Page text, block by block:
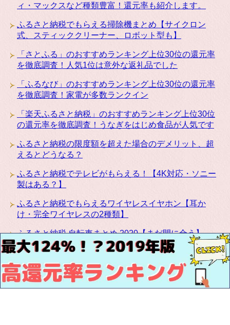
ィ・マックスなど種類豊富！還元率も紹介します。
ふるさと納税でもらえる掃除機まとめ【サイクロン
式、スティッククリーナー、ロボット型も】
「さとふる」のおすすめランキング上位30位の還元率
を徹底調査！人気1位は意外な返礼品でした
「ふるなび」のおすすめランキング上位30位の還元率
を徹底調査！家電が多数ランクイン
「楽天ふるさと納税」のおすすめランキング上位30位
の還元率を徹底調査！うなぎをはじめ食品が人気です
ふるさと納税の限度額を超えた場合のデメリット、超
えるとどうなる？
ふるさと納税でテレビがもらえる！【4K対応・ソニー
製はある？】
ふるさと納税でもらえるワイヤレスイヤホン【耳か
け・完全ワイヤレスの2種類】
ふるさと納税 自転車まとめ 2020【まだ間に合う】
ふるさと納税にカリモクの高級家具が登場！椅子・テ
ーブル・ベッドなど種類豊富です